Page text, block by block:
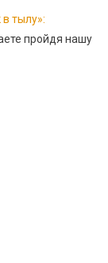
тылу»:
пройдя нашу